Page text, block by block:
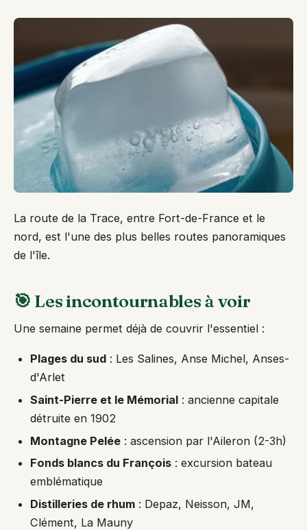
La route de la Trace, entre Fort-de-France et le
nord, est l'une des plus belles routes panoramiques
de l'île.
🎯 Les incontournables à voir
Une semaine permet déjà de couvrir l'essentiel :
Plages du sud : Les Salines, Anse Michel, Anses-
d'Arlet
Saint-Pierre et le Mémorial : ancienne capitale
détruite en 1902
Montagne Pelée : ascension par l'Aileron (2-3h)
Fonds blancs du François : excursion bateau
emblématique
Distilleries de rhum : Depaz, Neisson, JM,
Clément, La Mauny